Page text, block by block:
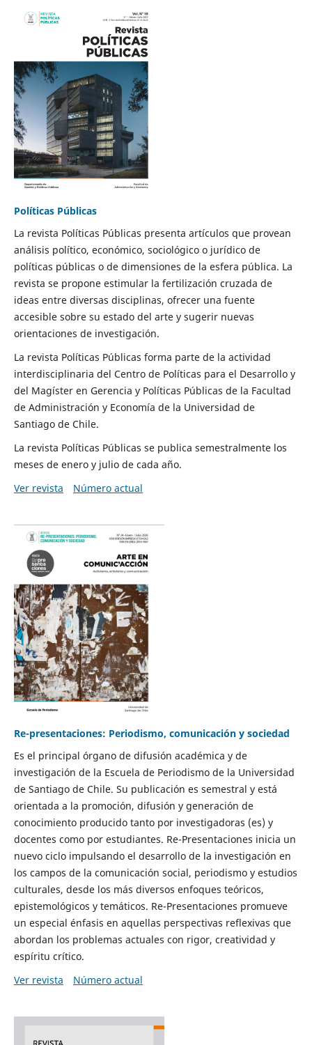
Políticas Públicas
La revista Políticas Públicas presenta artículos que provean
análisis político, económico, sociológico o jurídico de
políticas públicas o de dimensiones de la esfera pública. La
revista se propone estimular la fertilización cruzada de
ideas entre diversas disciplinas, ofrecer una fuente
accesible sobre su estado del arte y sugerir nuevas
orientaciones de investigación.
La revista Políticas Públicas forma parte de la actividad
interdisciplinaria del Centro de Políticas para el Desarrollo y
del Magíster en Gerencia y Políticas Públicas de la Facultad
de Administración y Economía de la Universidad de
Santiago de Chile.
La revista Políticas Públicas se publica semestralmente los
meses de enero y julio de cada año.
Ver revista
Número actual
Re-presentaciones: Periodismo, comunicación y sociedad
Es el principal órgano de difusión académica y de
investigación de la Escuela de Periodismo de la Universidad
de Santiago de Chile. Su publicación es semestral y está
orientada a la promoción, difusión y generación de
conocimiento producido tanto por investigadoras (es) y
docentes como por estudiantes. Re-Presentaciones inicia un
nuevo ciclo impulsando el desarrollo de la investigación en
los campos de la comunicación social, periodismo y estudios
culturales, desde los más diversos enfoques teóricos,
epistemológicos y temáticos. Re-Presentaciones promueve
un especial énfasis en aquellas perspectivas reflexivas que
abordan los problemas actuales con rigor, creatividad y
espíritu crítico.
Ver revista
Número actual